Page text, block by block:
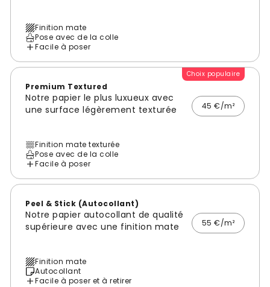
Finition mate
Pose avec de la colle
Facile à poser
Choix populaire
Premium Textured
Notre papier le plus luxueux avec
une surface légèrement texturée
45 €/m²
Finition mate texturée
Pose avec de la colle
Facile à poser
Peel & Stick (Autocollant)
Notre papier autocollant de qualité
supérieure avec une finition mate
55 €/m²
Finition mate
Autocollant
Facile à poser et à retirer